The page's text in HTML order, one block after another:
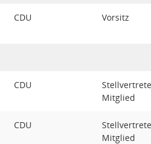
CDU Vorsitz
CDU
Mitglied
CDU
Mitglied